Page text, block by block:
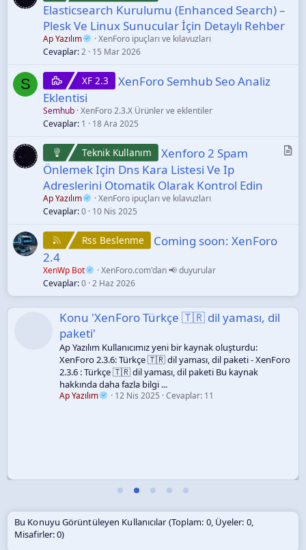
Elasticsearch Kurulumu (Enhanced Search) –
Plesk Ve Linux Sunucular İçin Detaylı Rehber
Ap Yazılım
XenForo ipuçları ve kılavuzları
Cevaplar 2 15 Mar 2026
S XF 2.3
XenForo Semhub Seo Analiz
Eklentisi
Semhub XenForo 2.3.X Ürünler ve eklentiler
Cevaplar 1 18 Ara 2025
Teknik Kullanım
Xenforo 2 Spam
Önlemek Için Dns Kara Listesi Ve Ip
Adreslerini Otomatik Olarak Kontrol Edin
Ap Yazılım
XenForo ipuçları ve kılavuzları
Cevaplar 0 10 Nis 2025
Rss Beslenme
Coming soon: XenForo
2.4
XenWp Bot
XenForo.com'dan 📢 duyurular
Cevaplar 0 2 Haz 2026
Konu 'XenForo Türkçe 🇹🇷 dil yaması, dil
paketi'
Ap Yazılım Kullanıcımız yeni bir kaynak oluşturdu:
XenForo 2.3.6: Türkçe 🇹🇷 dil yaması, dil paketi - XenForo
2.3.6 : Türkçe 🇹🇷 dil yaması, dil paketi Bu kaynak
hakkında daha fazla bilgi ...
Ap Yazılım 12 Nis 2025 Cevaplar: 11
Bu Konuyu Görüntüleyen Kullanıcılar (Toplam: 0, Üyeler: 0,
Misafirler: 0)